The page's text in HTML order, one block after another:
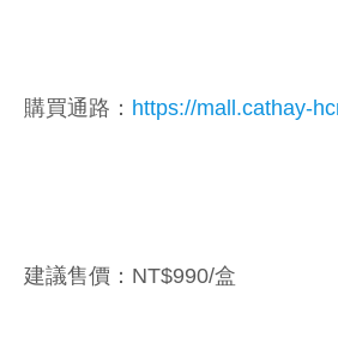
購買通路： https://mall.cathay-
建議售價：NT$990/盒